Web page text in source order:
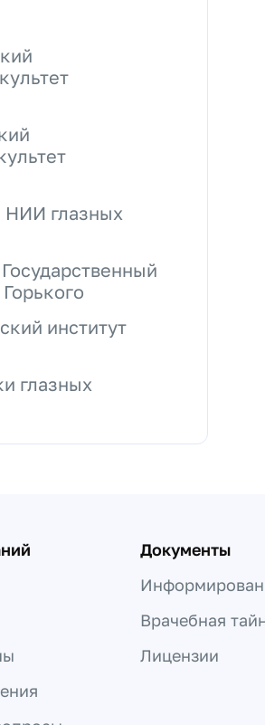
НИИ глазных
институт
глазных
Документы
Врачебная
Лицензии